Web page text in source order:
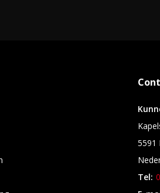
5591
Tel: